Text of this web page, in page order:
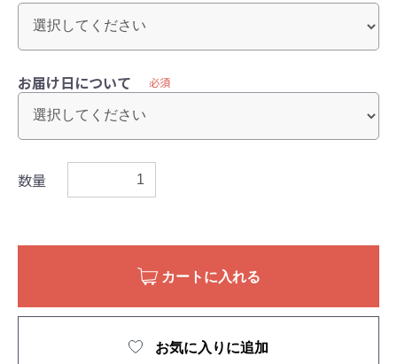
お届け日について 必須
数量
カートに入れる
お気に入りに追加